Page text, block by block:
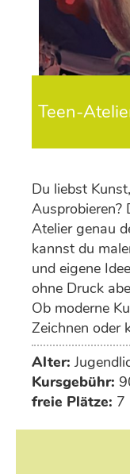
Teen-
Du liebst
Ausprobieren?
Atelier genau
kannst du
und eigene
ohne Druck
Ob moderne
Zeichnen oder
deiner
Alter:
Kursgebühr:
freie Plätze: 7